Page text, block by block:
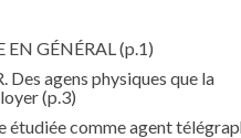
EN GÉNÉRAL (p.1)
Des agens physiques que la
(p.3)
étudiée comme agent